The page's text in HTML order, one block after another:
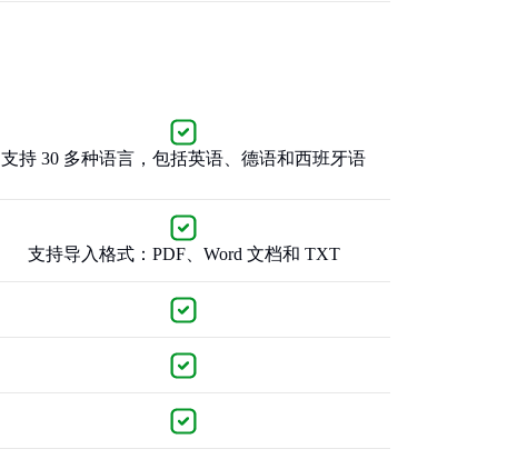
支持 30 多种语言，包括英语、德语和西班牙语
支持导入格式：PDF、Word 文档和 TXT